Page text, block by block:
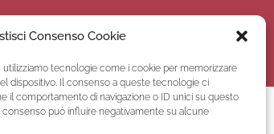
Consenso Cookie
utilizziamo tecnologie come i cookie per memorizzare
dispositivo. Il consenso a queste tecnologie ci
il comportamento di navigazione o ID unici su questo
può influire negativamente su alcune